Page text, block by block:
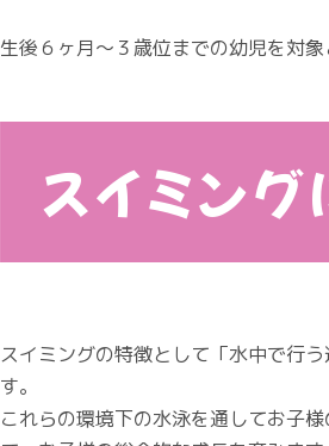
生後６ヶ月〜３歳位までの幼児を対
スイミン
スイミングの特徴として「水中で行
す。
これらの環境下の水泳を通してお子